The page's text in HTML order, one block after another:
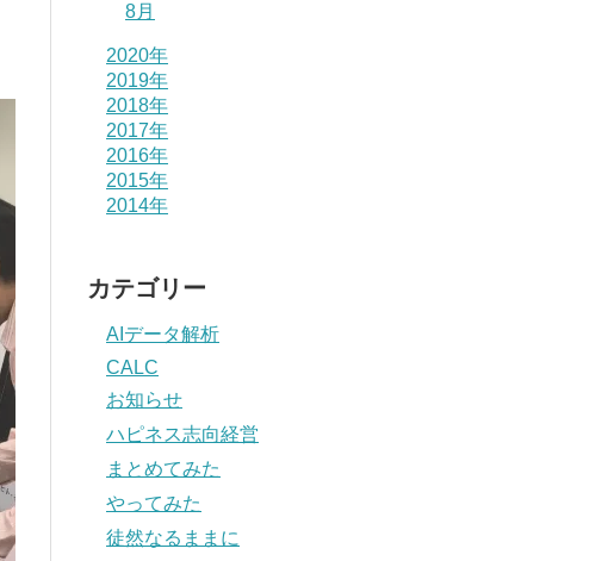
8月
2020年
2019年
2018年
2017年
2016年
2015年
2014年
カテゴリー
AIデータ解析
CALC
お知らせ
ハピネス志向経営
まとめてみた
やってみた
徒然なるままに